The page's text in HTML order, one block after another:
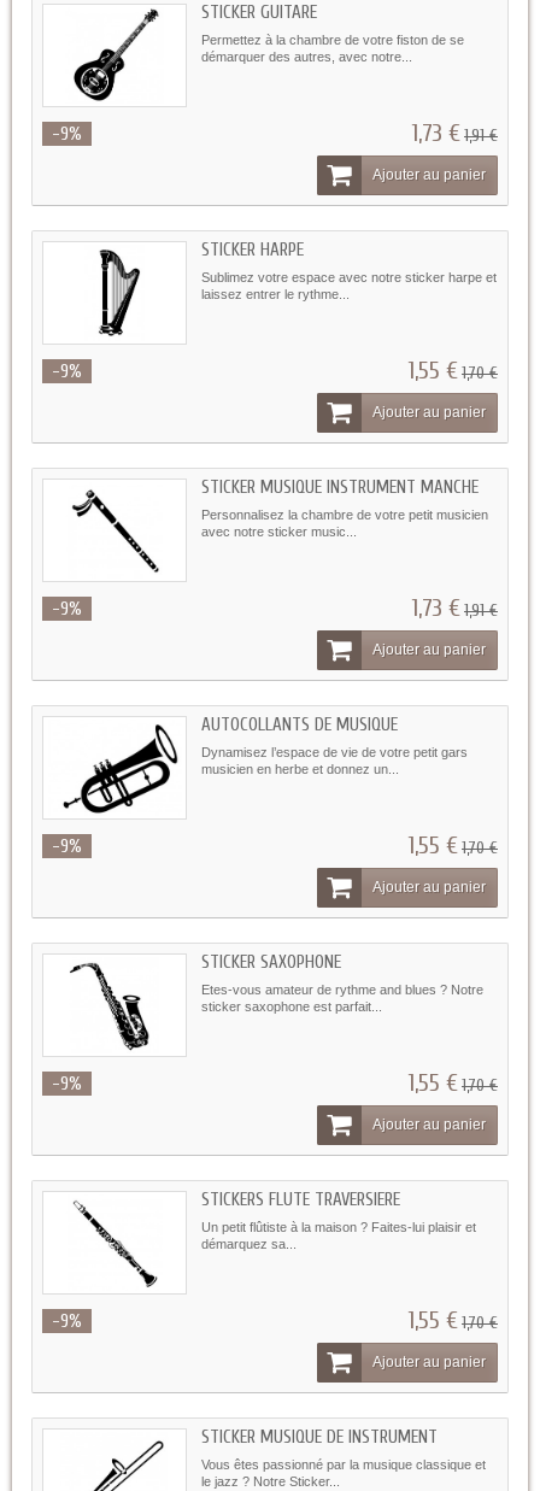
STICKER GUITARE
Permettez à la chambre de votre fiston de se
démarquer des autres, avec notre...
-9% 1,73 €1,91 €
Ajouter au panier
STICKER HARPE
Sublimez votre espace avec notre sticker harpe et
laissez entrer le rythme...
-9% 1,55 €1,70 €
Ajouter au panier
STICKER MUSIQUE INSTRUMENT MANCHE
Personnalisez la chambre de votre petit musicien
avec notre sticker music...
-9% 1,73 €1,91 €
Ajouter au panier
AUTOCOLLANTS DE MUSIQUE
Dynamisez l’espace de vie de votre petit gars
musicien en herbe et donnez un...
-9% 1,55 €1,70 €
Ajouter au panier
STICKER SAXOPHONE
Etes-vous amateur de rythme and blues ? Notre
sticker saxophone est parfait...
-9% 1,55 €1,70 €
Ajouter au panier
STICKERS FLUTE TRAVERSIERE
Un petit flûtiste à la maison ? Faites-lui plaisir et
démarquez sa...
-9% 1,55 €1,70 €
Ajouter au panier
STICKER MUSIQUE DE INSTRUMENT
Vous êtes passionné par la musique classique et
le jazz ? Notre Sticker...